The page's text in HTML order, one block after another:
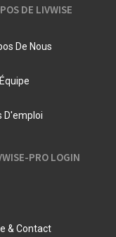
DE LIVWISE
De Nous
D'emploi
PRO LOGIN
& Contact